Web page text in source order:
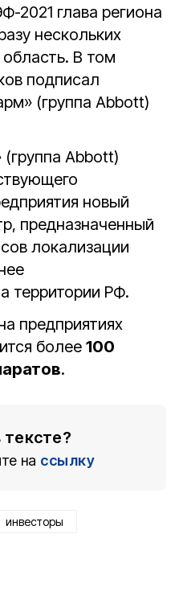
2021 глава региона
нескольких
В том
подписал
(группа Abbott)
Abbott)
новый
предназначенный
локализации
территории РФ.
предприятиях
более 100
.
на ссылку
инвесторы